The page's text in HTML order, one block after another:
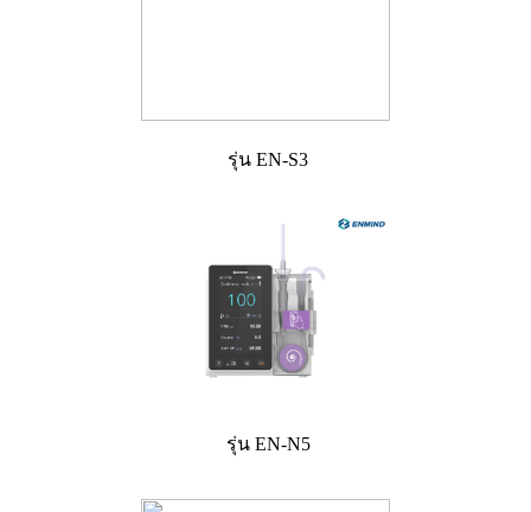
รุ่น EN-S3
รุ่น EN-N5